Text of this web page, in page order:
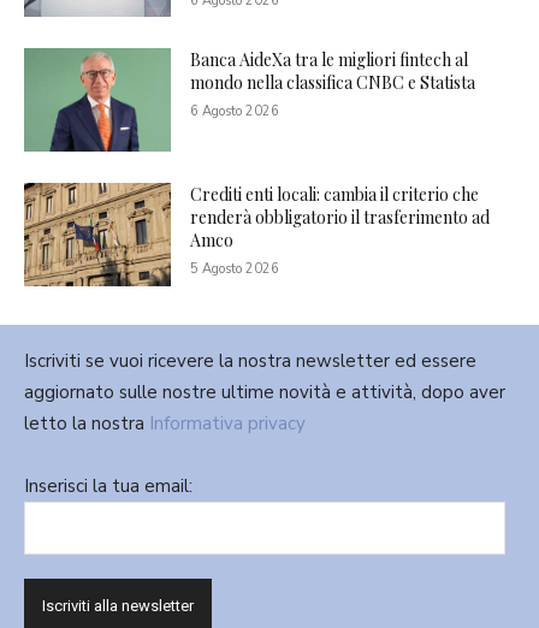
Banca AideXa tra le migliori fintech al
mondo nella classifica CNBC e Statista
6 Agosto 2026
Crediti enti locali: cambia il criterio che
renderà obbligatorio il trasferimento ad
Amco
5 Agosto 2026
Iscriviti se vuoi ricevere la nostra newsletter ed essere
aggiornato sulle nostre ultime novità e attività, dopo aver
letto la nostra Informativa privacy
Inserisci la tua email: